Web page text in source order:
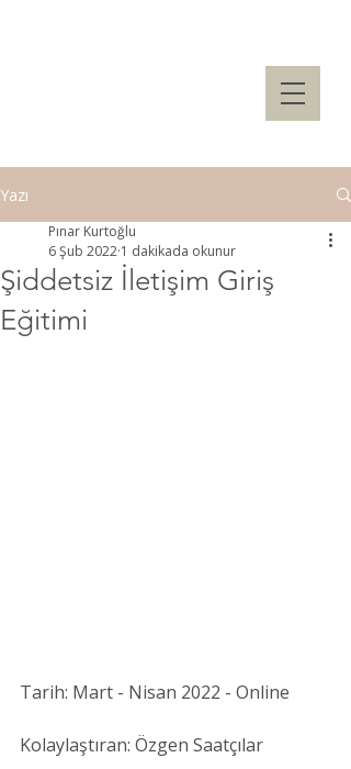
Yazı
Şiddetsiz İletişim Giriş
Eğitimi
Pınar Kurtoğlu
6 Şub 2022 1 dakikada okunur
Tarih: Mart - Nisan 2022 - Online
Kolaylaştıran: Özgen Saatçılar